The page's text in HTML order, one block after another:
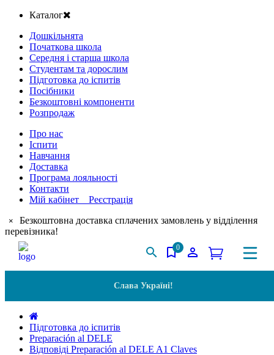
Каталог
Дошкільнята
Початкова школа
Середня і старша школа
Студентам та дорослим
Підготовка до іспитів
Посібники
Безкоштовні компоненти
Розпродаж
Про нас
Іспити
Навчання
Доставка
Програма лояльності
Контакти
Мій кабінет Реєстрація
×
Безкоштовна доставка сплачених замовлень у відділення
перевізника!
0
Слава Україні!
Підготовка до іспитів
Preparación al DELE
Відповіді Preparación al DELE A1 Claves